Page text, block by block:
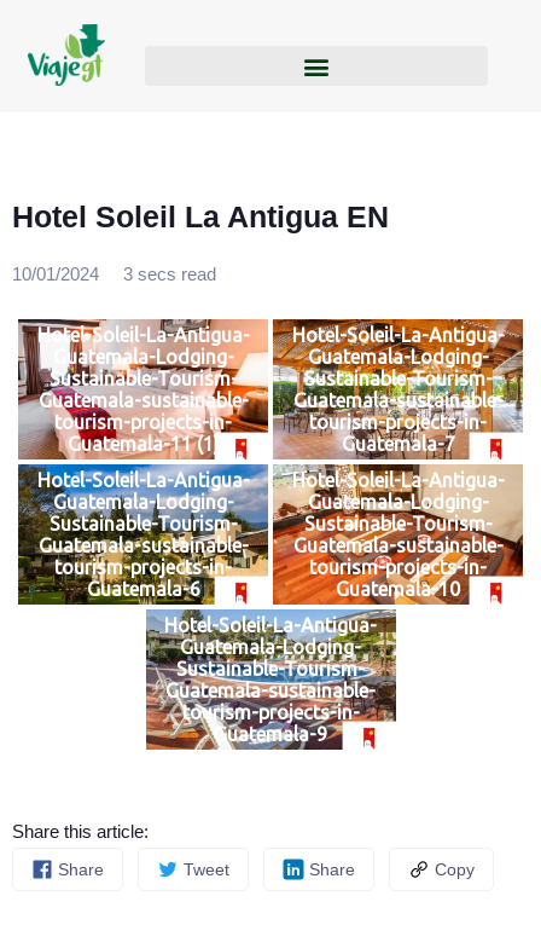
Hotel Soleil La Antigua EN
10/01/2024 3 secs read
Hotel-Soleil-La-Antigua-
Guatemala-Lodging-
Sustainable-Tourism-
Guatemala-sustainable-
tourism-projects-in-
Guatemala-11 (1)
Hotel-Soleil-La-Antigua-
Guatemala-Lodging-
Sustainable-Tourism-
Guatemala-sustainable-
tourism-projects-in-
Guatemala-7
Hotel-Soleil-La-Antigua-
Guatemala-Lodging-
Sustainable-Tourism-
Guatemala-sustainable-
tourism-projects-in-
Guatemala-6
Hotel-Soleil-La-Antigua-
Guatemala-Lodging-
Sustainable-Tourism-
Guatemala-sustainable-
tourism-projects-in-
Guatemala-10
Hotel-Soleil-La-Antigua-
Guatemala-Lodging-
Sustainable-Tourism-
Guatemala-sustainable-
tourism-projects-in-
Guatemala-9
Share this article:
Share Tweet Share Copy